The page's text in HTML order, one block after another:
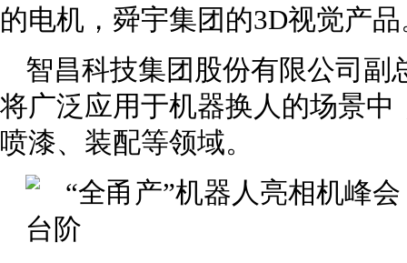
的电机，舜宇集团的3D视觉产品
智昌科技集团股份有限公司副
将广泛应用于机器换人的场景
喷漆、装配等领域。